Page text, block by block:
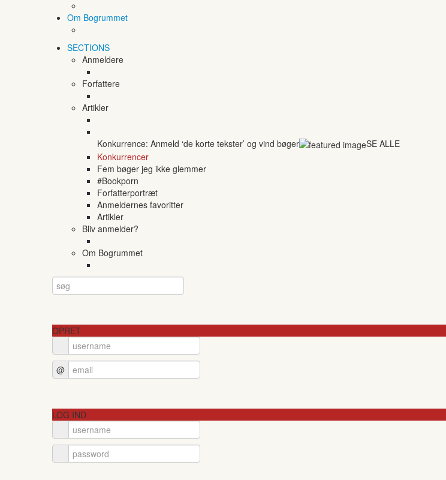
Om Bogrummet
SECTIONS
Anmeldere
Forfattere
Artikler
Konkurrence: Anmeld ‘de korte tekster’ og vind bøger
SE ALLE
Konkurrencer
Fem bøger jeg ikke glemmer
#Bookporn
Forfatterportræt
Anmeldernes favoritter
Artikler
Bliv anmelder?
Om Bogrummet
OPRET
@
LOG IND